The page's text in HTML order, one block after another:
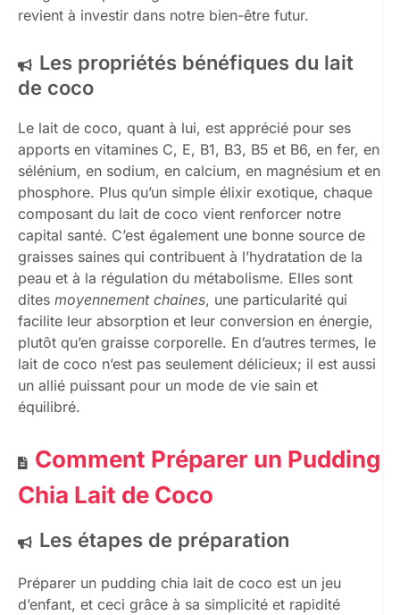
revient à investir dans notre bien-être futur.
Les propriétés bénéfiques du lait
de coco
Le lait de coco, quant à lui, est apprécié pour ses
apports en vitamines C, E, B1, B3, B5 et B6, en fer, en
sélénium, en sodium, en calcium, en magnésium et en
phosphore. Plus qu’un simple élixir exotique, chaque
composant du lait de coco vient renforcer notre
capital santé. C’est également une bonne source de
graisses saines qui contribuent à l’hydratation de la
peau et à la régulation du métabolisme. Elles sont
dites moyennement chaines, une particularité qui
facilite leur absorption et leur conversion en énergie,
plutôt qu’en graisse corporelle. En d’autres termes, le
lait de coco n’est pas seulement délicieux; il est aussi
un allié puissant pour un mode de vie sain et
équilibré.
Comment Préparer un Pudding
Chia Lait de Coco
Les étapes de préparation
Préparer un pudding chia lait de coco est un jeu
d’enfant, et ceci grâce à sa simplicité et rapidité